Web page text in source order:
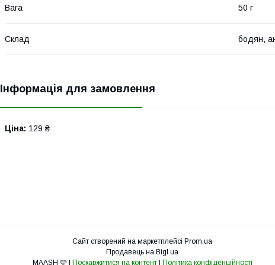
Вага 50 г
Склад бодян,
Інформація для замовлення
Ціна: 129 ₴
Сайт створений на маркетплейсі Prom.ua
Продавець на Bigl.ua
MAASH 🩷 | Поскаржитися на контент | Політика конфіденційності